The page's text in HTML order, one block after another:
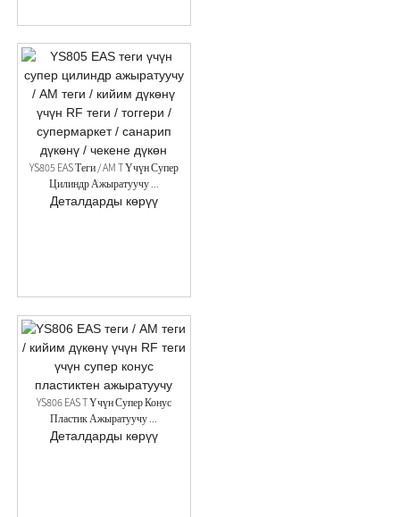
YS805 EAS Теги / AM T Үчүн Супер
Цилиндр Ажыратуучу ...
Деталдарды көрүү
YS806 EAS T Үчүн Супер Конус
Пластик Ажыратуучу ...
Деталдарды көрүү